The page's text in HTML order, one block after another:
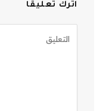
اترك تعليقاً